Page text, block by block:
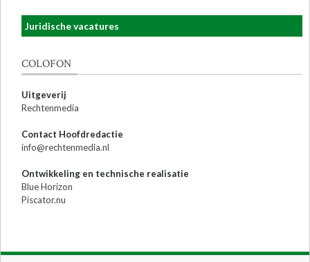
Juridische vacatures
COLOFON
Uitgeverij
Rechtenmedia
Contact Hoofdredactie
info@rechtenmedia.nl
Ontwikkeling en technische realisatie
Blue Horizon
Piscator.nu